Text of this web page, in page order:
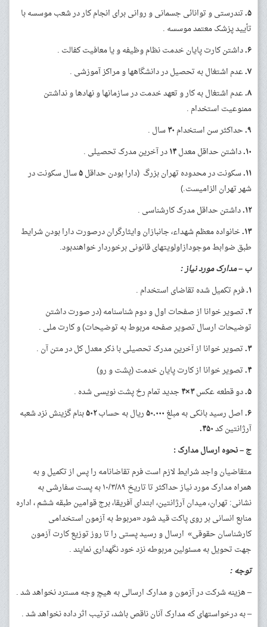
۵. تندرستی و توانائی جسمانی و روانی برای انجام کار در شعب موسسه با
تأیید پزشک معتمد موسسه .
۶. داشتن کارت پایان خدمت نظام وظیفه و یا معافیت کفالت .
۷. عدم اشتغال به تحصیل در دانشگاهها و مراکز آموزشی .
۸. عدم اشتغال به کار و تعهد خدمت در سازمانها و نهادها و نداشتن
ممنوعیت استخدام .
۹. حداکثر سن استخدام ۳۰سال .
۱۰. داشتن حداقل معدل۱۴در آخرین مدرک تحصیلی .
۱۱. سکونت در محدوده تهران بزرگ (دارا بودن حداقل۵سال سکونت در
شهر تهران الزامیست.)
۱۲. داشتن حداقل مدرک کارشناسی .
۱۳. خانواده معظم شهداء، جانبازان وایثارگران درصورت دارا بودن شرایط
طبق ضوابط موجودازاولویت­های قانونی برخوردار خواهندبود.
ب–مدارک مورد نیاز :
۱. فرم تکمیل شده تقاضای استخدام .
۲. تصویر خوانا از صفحات اول و دوم شناسنامه (در صورت داشتن
توضیحات ارسال تصویر صفحه مربوط به توضیحات) و کارت ملی .
۳. تصویر خوانا از آخرین مدرک تحصیلی با ذکر معدل کل در متن آن .
۴. تصویر خوانا از کارت پایان خدمت (پشت و رو)
۵. دو قطعه عکس۳×۴
جدید تمام رخ پشت نویسی شده .
۶. اصل رسید بانکی به مبلغ ۵۰.۰۰۰ریال به حساب۵۰۲بنام گزینش نزد شعبه
آرژانتین کد۴۵۰.
ج–نحوه ارسال مدارک :
متقاضیان واجد شرایط لازم است فرم تقاضانامه را پس از تکمیل و به
همراه مدارک مورد نیاز حداکثر تا تاریخ ۱۰/۳/۸۹ به پست سفارشی به
نشانی: تهران، میدان آرژانتین، ابتدای آفریقا، برج قوامین طبقه ششم ، اداره
منابع انسانی بر روی پاکت قید شود «مربوط به آزمون استخدامی
کارشناسان حقوقی» ارسال و رسید پستی را تا روز توزیع کارت آزمون
جهت تحویل به مسئولین مربوطه نزد خود نگهداری نمایند .
توجه :
– هزینه شرکت در آزمون و مدارک ارسالی به هیچ وجه مسترد نخواهد شد .
– به درخواست­های که مدارک آنان ناقص باشد، ترتیب اثر داده نخواهد شد .